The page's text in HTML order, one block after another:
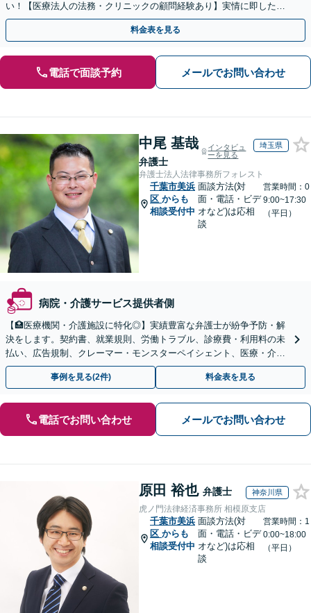
い！【医療法人の法務・クリニックの顧問経験あり】実情に即したア
ドバイスで、納得のできるトラブルの解決を目指します。
料金表を見る
電話で面談予約 メールでお問い合わせ
中尾 基哉
弁護士
インタビュ
ーを見る
埼玉県
弁護士法人法律事務所フォレスト
千葉市美浜
区 からも
相談受付中
面談方法(対
面・電話・ビデ
オなど)は応相
談
営業時間：0
9:00~17:30
（平日）
病院・介護サービス提供者側
【🏥医療機関・介護施設に特化◎】実績豊富な弁護士が紛争予防・解
決をします。契約書、就業規則、労働トラブル、診療費・利用料の未
払い、広告規制、クレーマー・モンスターペイシェント、医療・介護
事故などに対応【顧問契約あり】
事例を見る(2件) 料金表を見る
電話でお問い合わせ メールでお問い合わせ
原田 裕也 弁護士 神奈川県
虎ノ門法律経済事務所 相模原支店
千葉市美浜
区 からも
相談受付中
面談方法(対
面・電話・ビデ
オなど)は応相
談
営業時間：1
0:00~18:00
（平日）